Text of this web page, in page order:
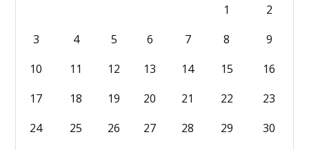
1
2
3
4 5 6 7 8
9
10
11 12 13 14 15
16
17
18 19 20 21 22
23
24
25 26 27 28 29 30